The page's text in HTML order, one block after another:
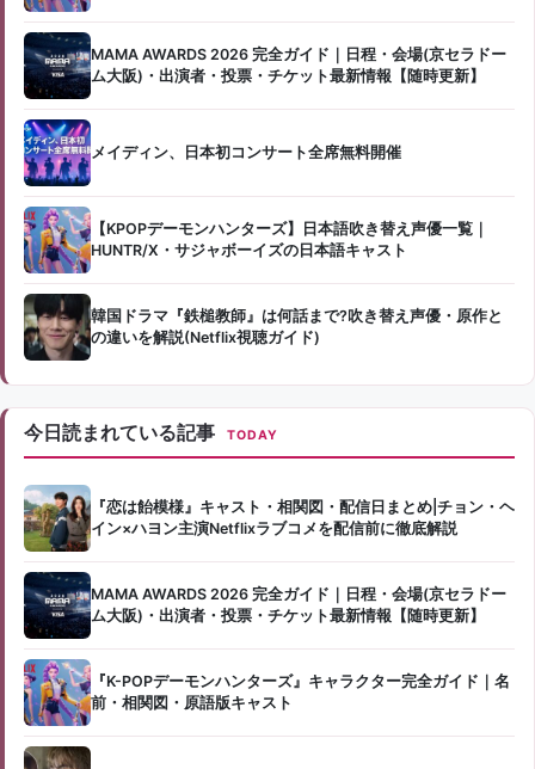
MAMA AWARDS 2026 完全ガイド｜日程・会場(京セラドー
ム大阪)・出演者・投票・チケット最新情報【随時更新】
メイディン、日本初コンサート全席無料開催
【KPOPデーモンハンターズ】日本語吹き替え声優一覧｜
HUNTR/X・サジャボーイズの日本語キャスト
韓国ドラマ『鉄槌教師』は何話まで?吹き替え声優・原作と
の違いを解説(Netflix視聴ガイド)
今日読まれている記事 TODAY
『恋は飴模様』キャスト・相関図・配信日まとめ|チョン・ヘ
イン×ハヨン主演Netflixラブコメを配信前に徹底解説
MAMA AWARDS 2026 完全ガイド｜日程・会場(京セラドー
ム大阪)・出演者・投票・チケット最新情報【随時更新】
『K-POPデーモンハンターズ』キャラクター完全ガイド｜名
前・相関図・原語版キャスト